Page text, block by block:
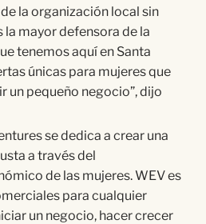
la organización local sin
la mayor defensora de la
tenemos aquí en Santa
únicas para mujeres que
un pequeño negocio”, dijo
se dedica a crear una
a través del
de las mujeres. WEV es
para cualquier
un negocio, hacer crecer